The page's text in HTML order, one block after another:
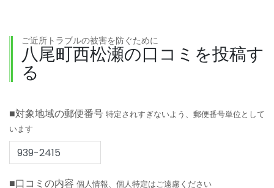
ご近所トラブルの被害を防ぐために
八尾町西松瀬の口コミを投稿す
る
■対象地域の郵便番号 特定されすぎないよう、郵便番号単位として
います
■口コミの内容 個人情報、個人特定はご遠慮ください